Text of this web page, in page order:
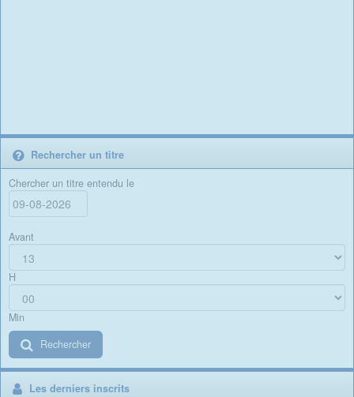
Rechercher un titre
Chercher un titre entendu le
Avant
H
Min
Rechercher
Les derniers inscrits